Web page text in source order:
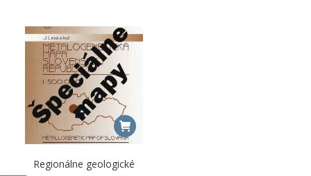
Regionálne geologické